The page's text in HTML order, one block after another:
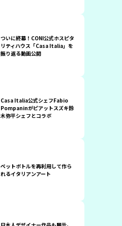
ついに終幕！CONI公式ホスピタ
リティハウス「Casa Italia」を
振り返る動画公開
Casa Italia公式シェフFabio
Pompaninがピアットスズキ鈴
木弥平シェフとコラボ
ペットボトルを再利用して作ら
れるイタリアンアート
日本人デザイナー作品も展示。